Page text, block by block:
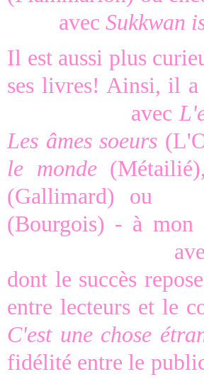
avec Sukkwan
Il est aussi plus
ses livres! Ainsi, il
avec
Les âmes soeurs
le monde
(Gallimard) ou
(Bourgois) - à mon
dont le succès
entre lecteurs et le
C'est une chose
fidélité entre le